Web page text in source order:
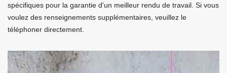
spécifiques pour la garantie d'un meilleur rendu de travail. Si vous
voulez des renseignements supplémentaires, veuillez le
téléphoner directement.